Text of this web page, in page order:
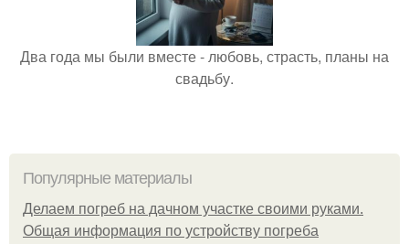
Два года мы были вместе - любовь, страсть, планы на
свадьбу.
Популярные материалы
Делаем погреб на дачном участке своими руками.
Общая информация по устройству погреба